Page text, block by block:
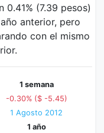
0.41% (7.39 pesos)
anterior, pero
con el mismo
1 semana
-0.30% ($ -5.45)
1 Agosto 2012
1 año